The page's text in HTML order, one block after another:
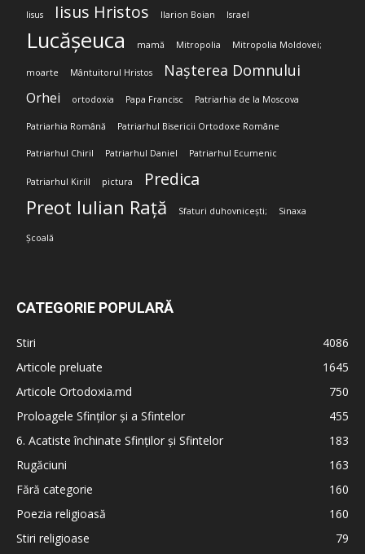
Iisus Iisus Hristos Ilarion Boian Israel
Lucășeuca mamă Mitropolia Mitropolia Moldovei;
moarte Mântuitorul Hristos Nașterea Domnului
Orhei ortodoxia Papa Francisc Patriarhia de la Moscova
Patriarhia Română Patriarhul Bisericii Ortodoxe Române
Patriarhul Chiril Patriarhul Daniel Patriarhul Ecumenic
Patriarhul Kirill pictura Predica
Preot Iulian Rață Sfaturi duhovnicești; Sinaxa
Școală
CATEGORIE POPULARĂ
Stiri
4086
Articole preluate
1645
Articole Ortodoxia.md
750
Proloagele Sfinților și a Sfintelor
455
6. Acatiste închinate Sfinților și Sfintelor
183
Rugăciuni
163
Fără categorie
160
Poezia religioasă
160
Stiri religioase
79